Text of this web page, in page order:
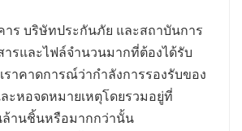
ร บริษัทประกันภัย และสถาบันการ
ารและไฟล์จำนวนมากที่ต้องได้รับ
ราคาดการณ์ว่ากำลังการรองรับของ
ะหอจดหมายเหตุโดยรวมอยู่ที่
านชิ้นหรือมากกว่านั้น